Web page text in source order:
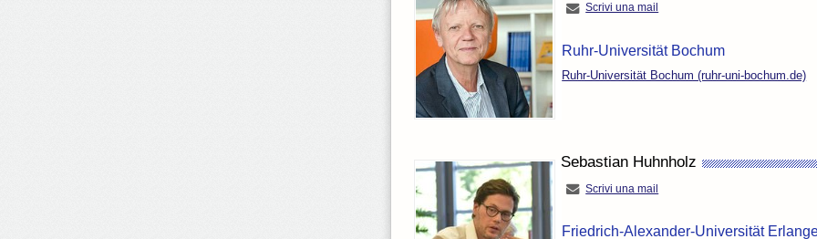
Scrivi una mail
Ruhr-Universität Bochum
Ruhr-Universität Bochum (ruhr-uni-bochum.de)
Sebastian Huhnholz
Scrivi una mail
Friedrich-Alexander-Universität